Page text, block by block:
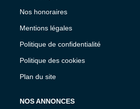
Nos honoraires
Mentions légales
Politique de confidentialité
Politique des cookies
Plan du site
NOS ANNONCES